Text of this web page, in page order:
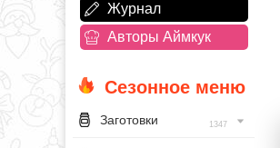
Журнал
Авторы Аймкук
Сезонное меню
Заготовки 1347